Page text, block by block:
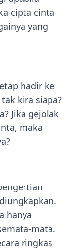
cipta cinta
yang
hadir ke
kira siapa?
Jika gejolak
maka
hanya
mata.
ringkas